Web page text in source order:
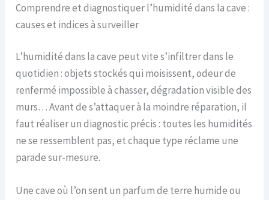
Comprendre et diagnostiquer l’humidité dans la cave :
causes et indices à surveiller
L’humidité dans la cave peut vite s’infiltrer dans le
quotidien : objets stockés qui moisissent, odeur de
renfermé impossible à chasser, dégradation visible des
murs… Avant de s’attaquer à la moindre réparation, il
faut réaliser un diagnostic précis : toutes les humidités
ne se ressemblent pas, et chaque type réclame une
parade sur-mesure.
Une cave où l’on sent un parfum de terre humide ou